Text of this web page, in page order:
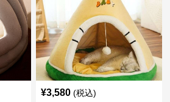
¥3,580 (税込)